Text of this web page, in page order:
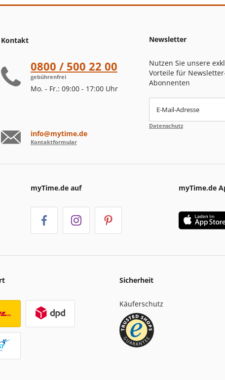
Kontakt
0800 / 500 22 00
gebührenfrei
Mo. - Fr.: 09:00 - 17:00 Uhr
info@mytime.de
Kontaktformular
Newsletter
Nutzen Sie unsere
Vorteile für
Abonnenten
E-Mail-Adresse
Datenschutz
myTime.de auf myTime.de
Sicherheit
Käuferschutz